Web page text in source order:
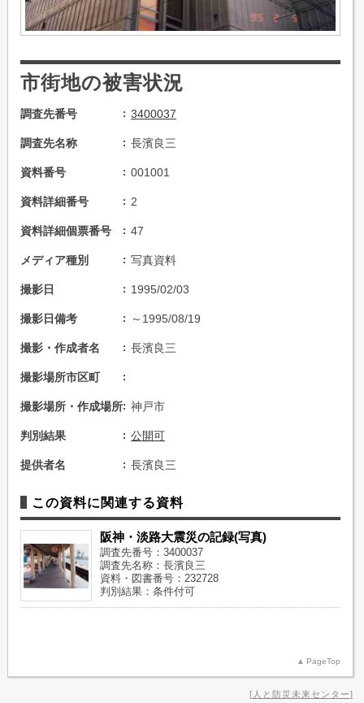
市街地の被害状況
調査先番号 3400037
調査先名称 長濱良三
資料番号 001001
資料詳細番号 2
資料詳細個票番号 47
メディア種別 写真資料
撮影日 1995/02/03
撮影日備考 ～1995/08/19
撮影・作成者名 長濱良三
撮影場所市区町
撮影場所・作成場所 神戸市
判別結果 公開可
提供者名 長濱良三
この資料に関連する資料
阪神・淡路大震災の記録(写真)
調査先番号：3400037
調査先名称：長濱良三
資料・図書番号：232728
判別結果：条件付可
PageTop
人と防災未来センター